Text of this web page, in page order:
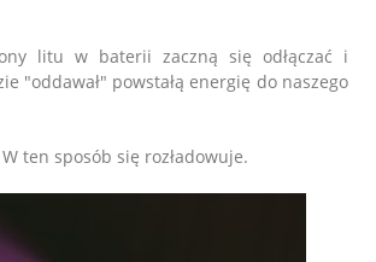
litu w baterii zaczną się odłączać i
"oddawał" powstałą energię do naszego
ten sposób się rozładowuje.